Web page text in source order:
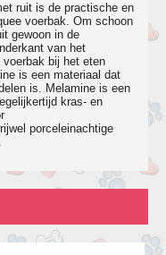
ruit is de practische en
voerbak. Om schoon
gewoon in de
van het
bij het eten
is een materiaal dat
is. Melamine is een
kras- en
porceleinachtige